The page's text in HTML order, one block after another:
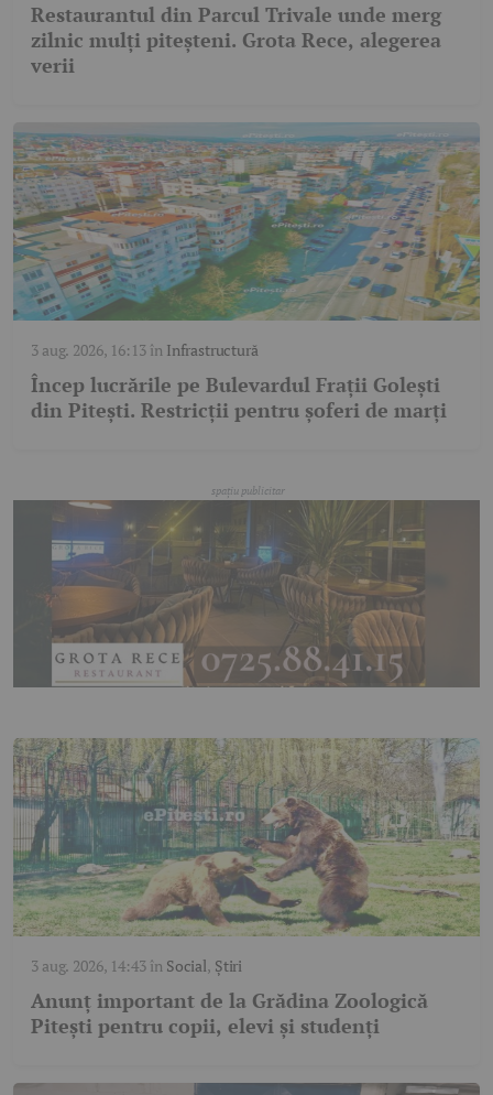
Restaurantul din Parcul Trivale unde merg
zilnic mulți piteșteni. Grota Rece, alegerea
verii
3 aug. 2026, 16:13în Infrastructură
Încep lucrările pe Bulevardul Frații Golești
din Pitești. Restricții pentru șoferi de marți
3 aug. 2026, 14:43în Social, Știri
Anunț important de la Grădina Zoologică
Pitești pentru copii, elevi și studenți